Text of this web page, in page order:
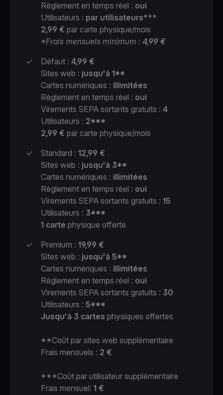
Règlement en temps réel : oui
Utilisateurs : par utilisateurs***
2,99 € par carte physique/mois
*Frais mensuels minimum : 4,99 €
✓
Défaut : 4,99 €
Sites web : jusqu'à 1**
Cartes numériques : illimitées
Règlement en temps réel : oui
Virements SEPA sortants gratuits : 4
Utilisateurs : 2***
2,99 € par carte physique/mois
✓
Standard : 12,99 €
Sites web : jusqu'à 3**
Cartes numériques : illimitées
Règlement en temps réel : oui
Virements SEPA sortants gratuits : 15
Utilisateurs : 3***
1 carte physique offerte
✓
Premium : 19,99 €
Sites web : jusqu'à 5**
Cartes numériques : illimitées
Règlement en temps réel : oui
Virements SEPA sortants gratuits : 30
Utilisateurs : 5***
Jusqu'à 3 cartes physiques offertes
**Coût par sites web supplémentaire
Frais mensuels : 2 €
***Coût par utilisateur supplémentaire
Frais mensuel: 1 €